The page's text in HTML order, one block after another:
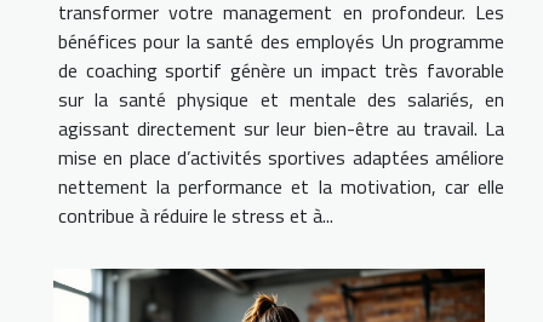
transformer votre management en profondeur. Les
bénéfices pour la santé des employés Un programme
de coaching sportif génère un impact très favorable
sur la santé physique et mentale des salariés, en
agissant directement sur leur bien-être au travail. La
mise en place d’activités sportives adaptées améliore
nettement la performance et la motivation, car elle
contribue à réduire le stress et à...